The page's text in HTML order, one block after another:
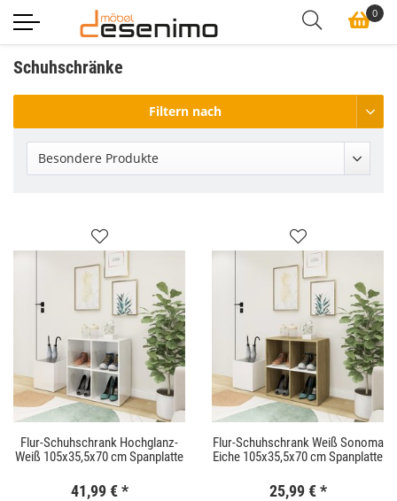
0
Schuhschränke
Filtern nach
Besondere Produkte
Flur-Schuhschrank Hochglanz-
Weiß 105x35,5x70 cm Spanplatte
41,99 € *
Flur-Schuhschrank Weiß Sonoma
Eiche 105x35,5x70 cm Spanplatte
25,99 € *